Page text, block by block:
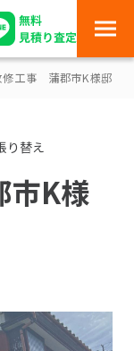
修工事 蒲郡市K様邸
り替え
K様